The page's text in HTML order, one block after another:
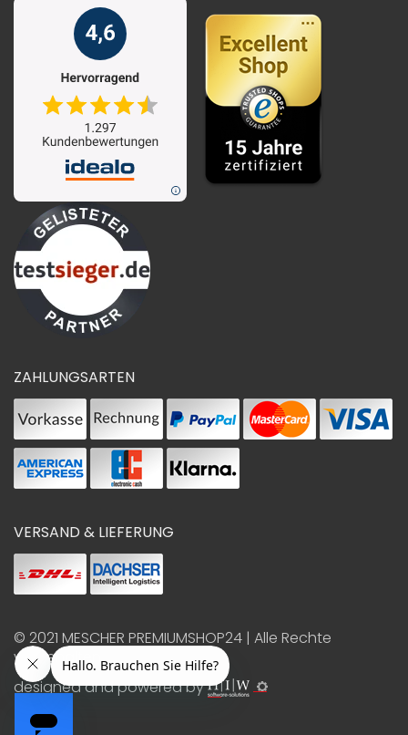
ZAHLUNGSARTEN
VERSAND & LIEFERUNG
© 2021 MESCHER PREMIUMSHOP24 | Alle Rechte
vorbehalten
designed and powered by